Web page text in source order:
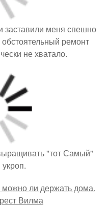
заставили меня спешно
обстоятельный ремонт
не хватало.
"тот Самый"